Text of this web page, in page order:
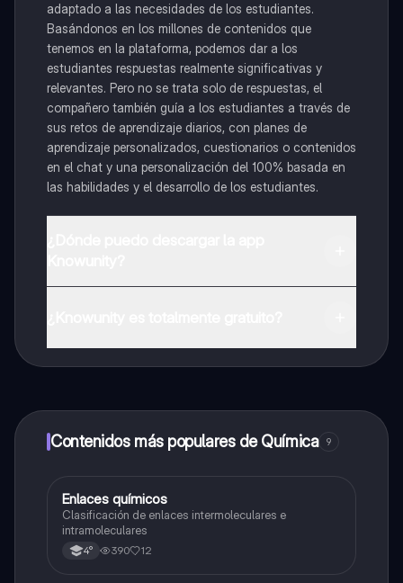
adaptado a las necesidades de los estudiantes.
Basándonos en los millones de contenidos que
tenemos en la plataforma, podemos dar a los
estudiantes respuestas realmente significativas y
relevantes. Pero no se trata solo de respuestas, el
compañero también guía a los estudiantes a través de
sus retos de aprendizaje diarios, con planes de
aprendizaje personalizados, cuestionarios o contenidos
en el chat y una personalización del 100% basada en
las habilidades y el desarrollo de los estudiantes.
a determinadas funciones.
Contenidos más populares de Química 9
Química
Enlaces químicos
Clasificación de enlaces intermoleculares e
intramoleculares
4° 390 12